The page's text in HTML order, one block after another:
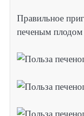
Правильное
печеным плодом